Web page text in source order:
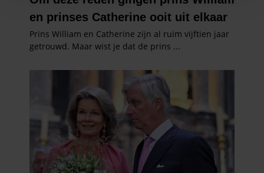
en om ons websiteverkeer te analyseren. Ook delen we
informatie over uw gebruik van onze site met onze
partners voor social media, adverteren en analyse. Deze
informatie die u aan ze heeft verstrekt of die ze hebben
verzameld op basis van uw gebruik van hun services. U
gaat akkoord met onze cookies als u onze website blijft
gebruiken.